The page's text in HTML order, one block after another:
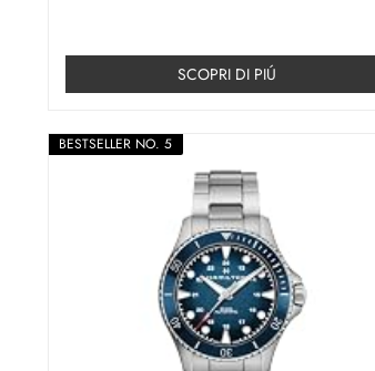
SCOPRI DI PIÚ
BESTSELLER NO. 5